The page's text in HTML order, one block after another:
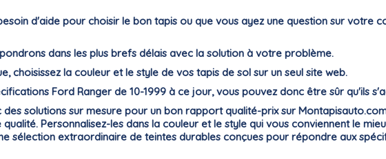
d'aide pour choisir le bon tapis ou que vous ayez une question sur votre
dans les plus brefs délais avec la solution à votre problème.
choisissez la couleur et le style de vos tapis de sol sur un seul site web.
Ford Ranger de 10-1999 à ce jour, vous pouvez donc être sûr qu'ils
solutions sur mesure pour un bon rapport qualité-prix sur
Personnalisez-les dans la couleur et le style qui vous conviennent le
sélection extraordinaire de teintes durables conçues pour répondre aux